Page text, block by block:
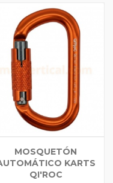
MOSQUETÓN
KARTS
QI'ROC